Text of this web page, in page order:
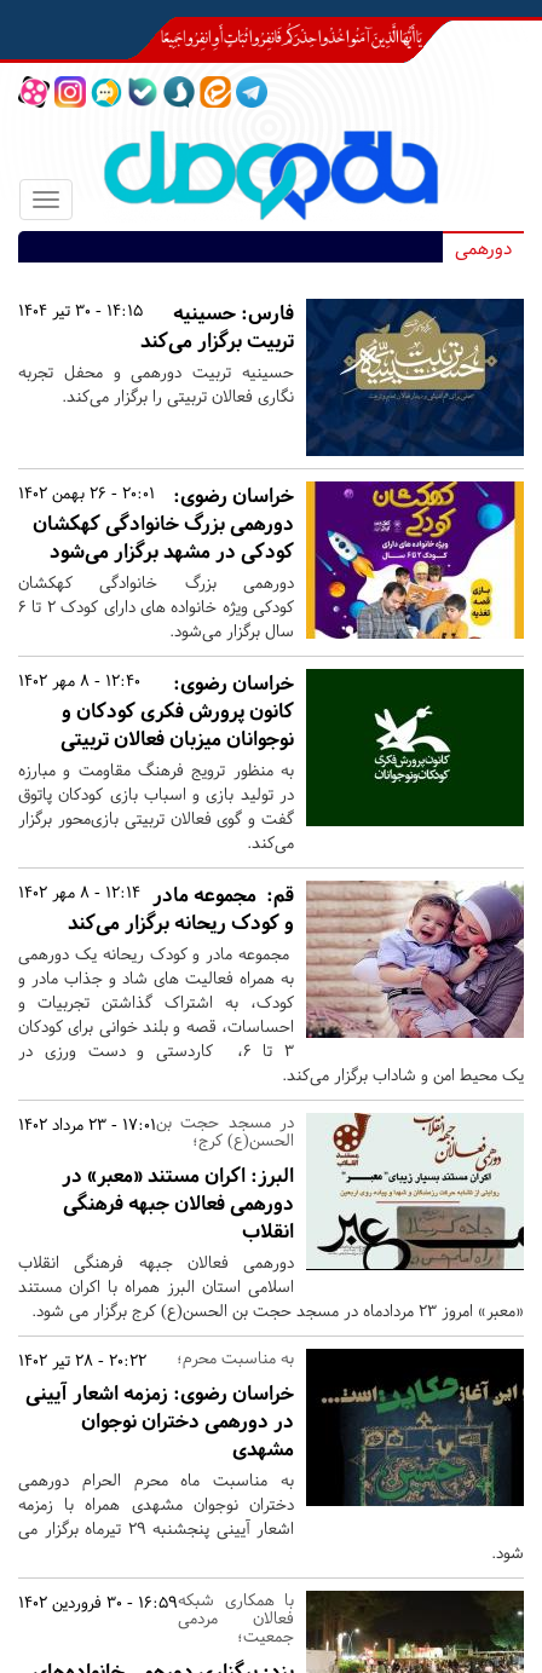
Toggle
دورهمی
14:15 - 30 تیر 1404 فارس: حسینیه
تربیت برگزار می‌کند
حسینیه تربیت دورهمی و محفل تجربه
نگاری فعالان تربیتی را برگزار می‌کند.
20:01 - 26 بهمن 1402
خراسان رضوی:
دورهمی بزرگ خانوادگی کهکشان
کودکی در مشهد برگزار می‌شود
دورهمی بزرگ خانوادگی کهکشان
کودکی ویژه خانواده های دارای کودک ۲ تا ۶
سال برگزار می‌شود.
12:40 - 8 مهر 1402
خراسان رضوی:
کانون پرورش فکری کودکان و
نوجوانان میزبان فعالان تربیتی
به منظور ترویج فرهنگ مقاومت و مبارزه
در تولید بازی و اسباب بازی کودکان پاتوق
گفت و گوی فعالان تربیتی بازی‌محور برگزار
می‌کند.
12:14 - 8 مهر 1402 قم: مجموعه مادر
و کودک ریحانه برگزار می‌کند
مجموعه مادر و کودک ریحانه یک دورهمی
به همراه فعالیت های شاد و جذاب مادر و
کودک، به اشتراک گذاشتن تجربیات و
احساسات، قصه و بلند خوانی برای کودکان
۳ تا ۶، کاردستی و دست ورزی در
یک محیط امن و شاداب برگزار می‌کند.
17:01 - 23 مرداد 1402در مسجد حجت بن
الحسن(ع) کرج؛
البرز: اکران مستند «معبر» در
دورهمی فعالان جبهه فرهنگی
انقلاب
دورهمی فعالان جبهه فرهنگی انقلاب
اسلامی استان البرز همراه با اکران مستند
«معبر» امروز 23 مردادماه در مسجد حجت بن الحسن(ع) کرج برگزار می شود.
20:22 - 28 تیر 1402 به مناسبت محرم؛
خراسان رضوی: زمزمه اشعار آیینی
در دورهمی دختران نوجوان
مشهدی
به مناسبت ماه محرم الحرام دورهمی
دختران نوجوان مشهدی همراه با زمزمه
اشعار آیینی پنجشنبه 29 تیرماه برگزار می
شود.
16:59 - 30 فروردین 1402با همکاری شبکه
فعالان مردمی
جمعیت؛